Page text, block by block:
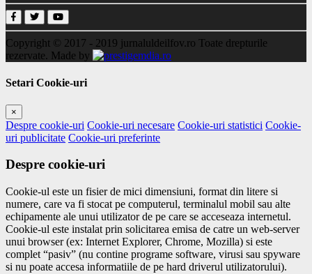
Copyright © 2017 - 2019 jurnaluldeilfov.ro Toate drepturile
rezervate. Made by
Setari Cookie-uri
×
Despre cookie-uri Cookie-uri necesare Cookie-uri statistici Cookie-
uri publicitate Cookie-uri preferinte
Despre cookie-uri
Cookie-ul este un fisier de mici dimensiuni, format din litere si
numere, care va fi stocat pe computerul, terminalul mobil sau alte
echipamente ale unui utilizator de pe care se acceseaza internetul.
Cookie-ul este instalat prin solicitarea emisa de catre un web-server
unui browser (ex: Internet Explorer, Chrome, Mozilla) si este
complet “pasiv” (nu contine programe software, virusi sau spyware
si nu poate accesa informatiile de pe hard driverul utilizatorului).